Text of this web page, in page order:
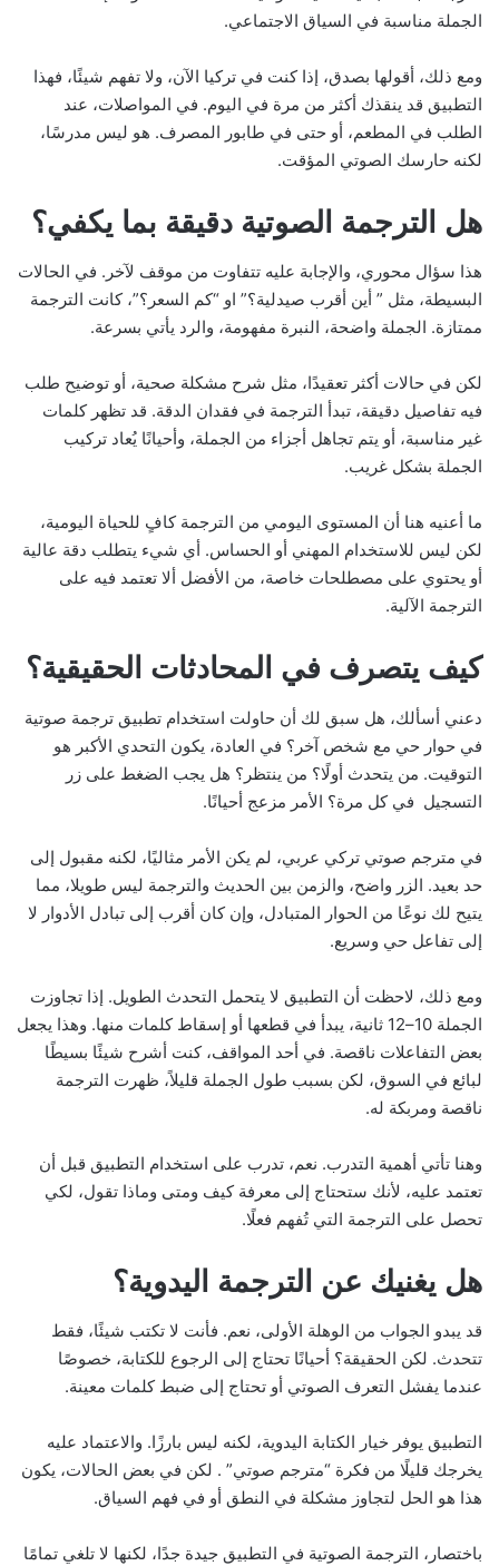
الجملة مناسبة في السياق الاجتماعي.
ومع ذلك، أقولها بصدق، إذا كنت في تركيا الآن، ولا تفهم شيئًا، فهذا
التطبيق قد ينقذك أكثر من مرة في اليوم. في المواصلات، عند
الطلب في المطعم، أو حتى في طابور المصرف. هو ليس مدرسًا،
لكنه حارسك الصوتي المؤقت.
هل الترجمة الصوتية دقيقة بما يكفي؟
هذا سؤال محوري، والإجابة عليه تتفاوت من موقف لآخر. في الحالات
البسيطة، مثل ” أين أقرب صيدلية؟” او “كم السعر؟”، كانت الترجمة
ممتازة. الجملة واضحة، النبرة مفهومة، والرد يأتي بسرعة.
لكن في حالات أكثر تعقيدًا، مثل شرح مشكلة صحية، أو توضيح طلب
فيه تفاصيل دقيقة، تبدأ الترجمة في فقدان الدقة. قد تظهر كلمات
غير مناسبة، أو يتم تجاهل أجزاء من الجملة، وأحيانًا يُعاد تركيب
الجملة بشكل غريب.
ما أعنيه هنا أن المستوى اليومي من الترجمة كافٍ للحياة اليومية،
لكن ليس للاستخدام المهني أو الحساس. أي شيء يتطلب دقة عالية
أو يحتوي على مصطلحات خاصة، من الأفضل ألا تعتمد فيه على
الترجمة الآلية.
كيف يتصرف في المحادثات الحقيقية؟
دعني أسألك، هل سبق لك أن حاولت استخدام تطبيق ترجمة صوتية
في حوار حي مع شخص آخر؟ في العادة، يكون التحدي الأكبر هو
التوقيت. من يتحدث أولًا؟ من ينتظر؟ هل يجب الضغط على زر
التسجيل في كل مرة؟ الأمر مزعج أحيانًا.
في مترجم صوتي تركي عربي، لم يكن الأمر مثاليًا، لكنه مقبول إلى
حد بعيد. الزر واضح، والزمن بين الحديث والترجمة ليس طويلا، مما
يتيح لك نوعًا من الحوار المتبادل، وإن كان أقرب إلى تبادل الأدوار لا
إلى تفاعل حي وسريع.
ومع ذلك، لاحظت أن التطبيق لا يتحمل التحدث الطويل. إذا تجاوزت
الجملة 10–12 ثانية، يبدأ في قطعها أو إسقاط كلمات منها. وهذا يجعل
بعض التفاعلات ناقصة. في أحد المواقف، كنت أشرح شيئًا بسيطًا
لبائع في السوق، لكن بسبب طول الجملة قليلاً، ظهرت الترجمة
ناقصة ومربكة له.
وهنا تأتي أهمية التدرب. نعم، تدرب على استخدام التطبيق قبل أن
تعتمد عليه، لأنك ستحتاج إلى معرفة كيف ومتى وماذا تقول، لكي
تحصل على الترجمة التي تُفهم فعلًا.
هل يغنيك عن الترجمة اليدوية؟
قد يبدو الجواب من الوهلة الأولى، نعم. فأنت لا تكتب شيئًا، فقط
تتحدث. لكن الحقيقة؟ أحيانًا تحتاج إلى الرجوع للكتابة، خصوصًا
عندما يفشل التعرف الصوتي أو تحتاج إلى ضبط كلمات معينة.
التطبيق يوفر خيار الكتابة اليدوية، لكنه ليس بارزًا. والاعتماد عليه
يخرجك قليلًا من فكرة “مترجم صوتي” . لكن في بعض الحالات، يكون
هذا هو الحل لتجاوز مشكلة في النطق أو في فهم السياق.
باختصار، الترجمة الصوتية في التطبيق جيدة جدًا، لكنها لا تلغي تمامًا